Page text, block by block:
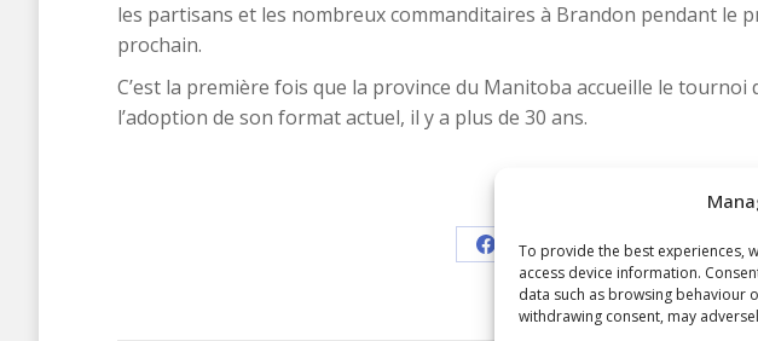
To provide the best experiences,
access device information.
data such as browsing behaviour
withdrawing consent, may
les partisans et les nombreux commanditaires à Brandon pendant le
prochain.
C’est la première fois que la province du Manitoba accueille le tournoi
l’adoption de son format actuel, il y a plus de 30 ans.
Share
Facebook
Share
on
Share
on
Pinterest
Share
on
LinkedIn